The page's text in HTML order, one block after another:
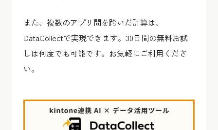
また、複数のアプリ間を跨いだ計算は、
DataCollectで実現できます。30日間の無料お試
しは何度でも可能です。お気軽にご利用くださ
い。